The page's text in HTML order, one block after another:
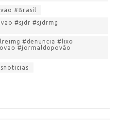
#Brasil
#sjdr #sjdrmg
#denuncia #lixo
#jormaldopovão